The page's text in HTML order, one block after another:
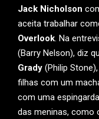
Jack Nicholson
aceita trabalhar
Overlook. Na
(Barry Nelson), diz
Grady (Philip
filhas com um
com uma
das meninas, como